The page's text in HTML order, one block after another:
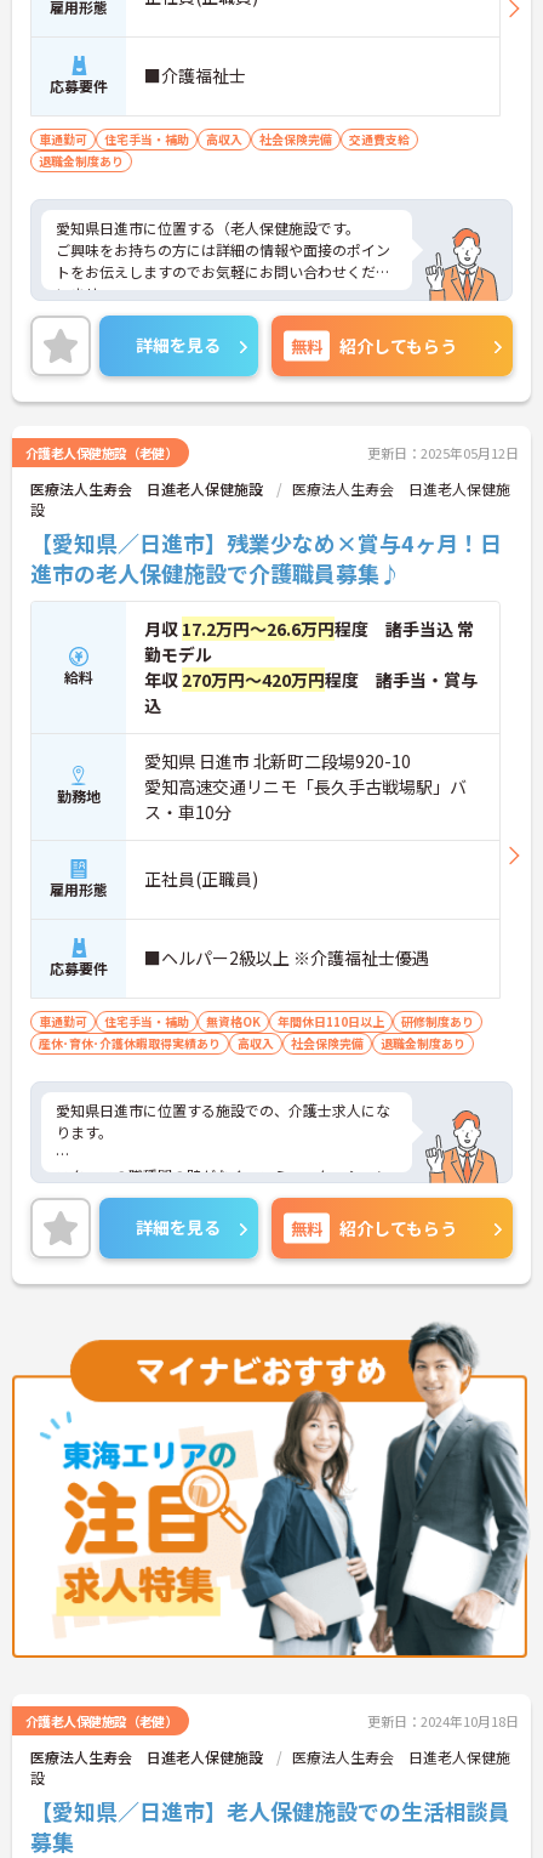
雇用形態
応募要件 ■介護福祉士
車通勤可 住宅手当・補助 高収入 社会保険完備
交通費支給
退職金制度あり
愛知県日進市に位置する（老人保健施設です。
ご興味をお持ちの方には詳細の情報や面接のポイン
トをお伝えしますのでお気軽にお問い合わせくださ
いませ。
詳細を見る 無料 紹介してもらう
介護老人保健施設（老健） 更新日：2025年05月12日
医療法人生寿会 日進老人保健施設
医療法人生寿会 日進老人保健施
設
【愛知県／日進市】残業少なめ×賞与4ヶ月！日
進市の老人保健施設で介護職員募集♪
給料
月収 17.2万円～26.6万円程度 諸手当込 常
勤モデル
年収 270万円～420万円程度 諸手当・賞与
込
勤務地
愛知県 日進市 北新町二段場920-10
愛知高速交通リニモ「長久手古戦場駅」バ
ス・車10分
雇用形態 正社員(正職員)
応募要件 ■ヘルパー2級以上 ※介護福祉士優遇
車通勤可 住宅手当・補助 無資格OK 年間休日110日以上
研修制度あり
産休･育休･介護休暇取得実績あり
高収入 社会保険完備 退職金制度あり
愛知県日進市に位置する施設での、介護士求人にな
ります。
スタッフの職種間の壁がなく、コミュニケーション
の取りやすい施設です。
30-50代の方が多く活躍されております。勤続年数
が5年以上の方が多いため、離職率も低く長く働き
やすい環境ですよ♪
問合せください。
詳細を見る 無料 紹介してもらう
介護老人保健施設（老健） 更新日：2024年10月18日
医療法人生寿会 日進老人保健施設
医療法人生寿会 日進老人保健施
設
【愛知県／日進市】老人保健施設での生活相談員
募集